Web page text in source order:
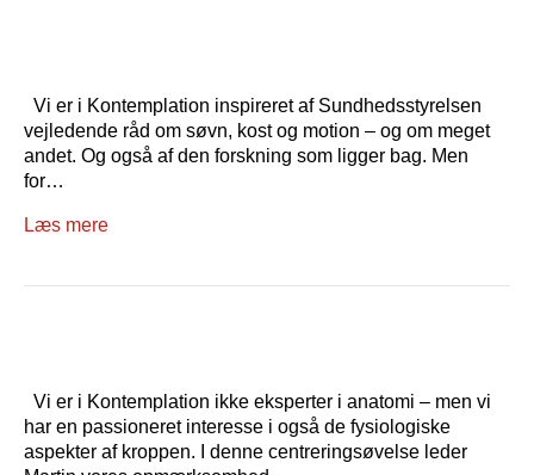
Vi er i Kontemplation inspireret af Sundhedsstyrelsen
vejledende råd om søvn, kost og motion – og om meget
andet. Og også af den forskning som ligger bag. Men
for…
Læs mere
Vi er i Kontemplation ikke eksperter i anatomi – men vi
har en passioneret interesse i også de fysiologiske
aspekter af kroppen. I denne centreringsøvelse leder